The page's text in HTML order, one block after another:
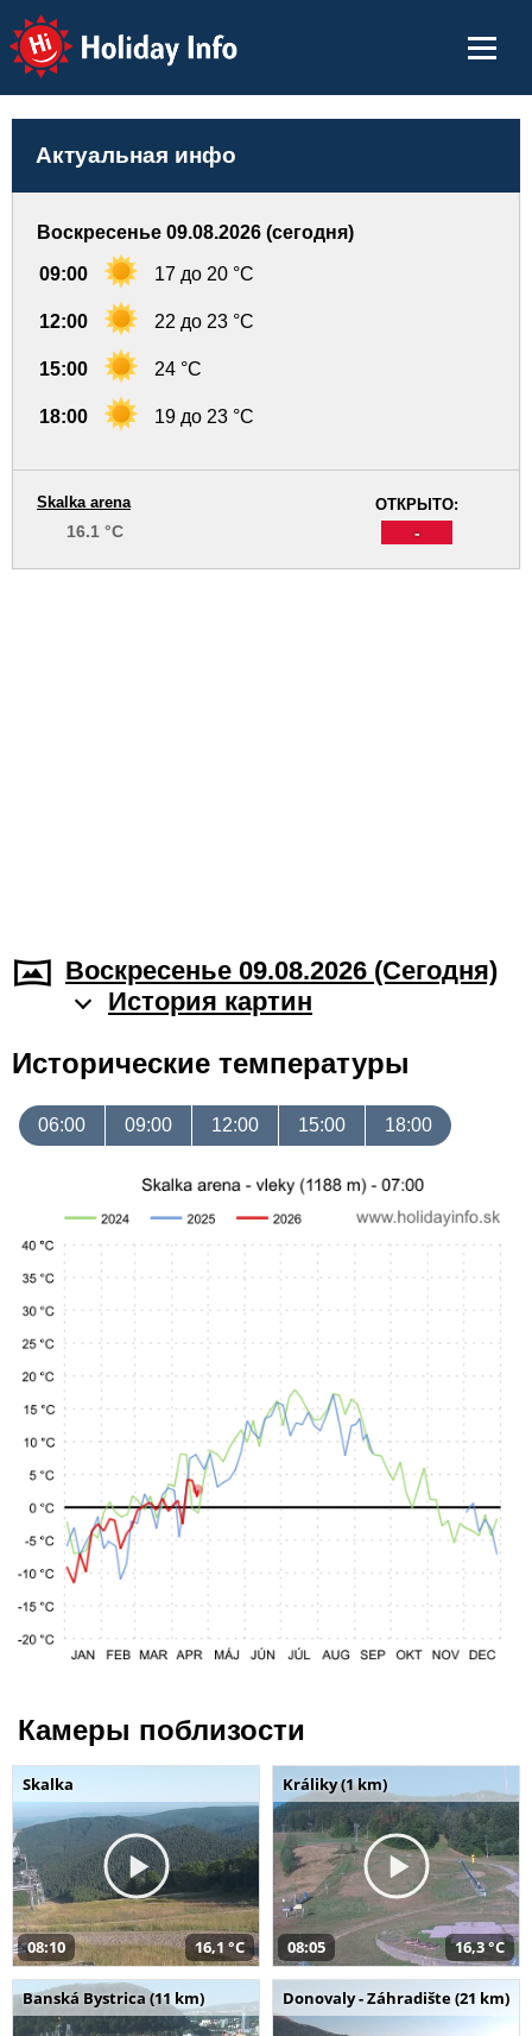
Holiday Info
Актуальная инфо
Воскресенье 09.08.2026 (сегодня)
09:00 17 до 20 °C
12:00 22 до 23 °C
15:00 24 °C
18:00 19 до 23 °C
ОТКРЫТО:
-
Skalka arena
16.1 °C
Воскресенье 09.08.2026 (Cегодня)
История картин
Исторические температуры
06:00 09:00 12:00 15:00 18:00
Камеры поблизости
Skalka
08:10 16,1 °C
Králiky (1 km)
08:05 16,3 °C
Banská Bystrica (11 km) Donovaly - Záhradište (21 km)